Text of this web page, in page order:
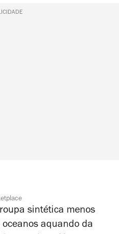
sintética menos
aquando da